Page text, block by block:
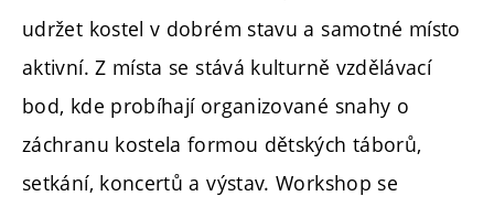
udržet kostel v dobrém stavu a samotné místo
aktivní. Z místa se stává kulturně vzdělávací
bod, kde probíhají organizované snahy o
záchranu kostela formou dětských táborů,
setkání, koncertů a výstav. Workshop se